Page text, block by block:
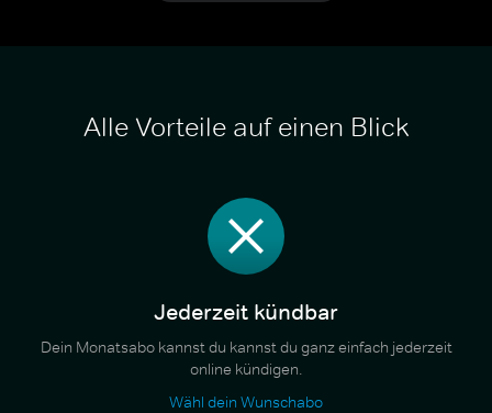
Alle Vorteile auf einen Blick
Jederzeit kündbar
Dein Monatsabo kannst du kannst du ganz einfach jederzeit
online kündigen.
Wähl dein Wunschabo